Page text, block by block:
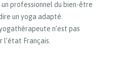
professionnel du bien-être
un yoga adapté.
n’est pas
l’état Français.